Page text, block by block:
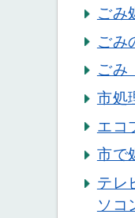
ごみ
ごみ
ごみ
市処
エコ
市で
テレ
ソコ